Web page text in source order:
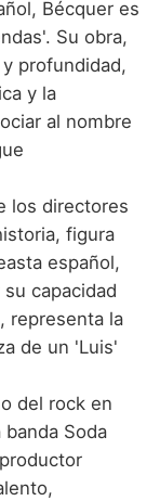
Bécquer es
Su obra,
profundidad,
y la
al nombre
los directores
figura
español,
capacidad
representa la
de un 'Luis'
del rock en
Soda